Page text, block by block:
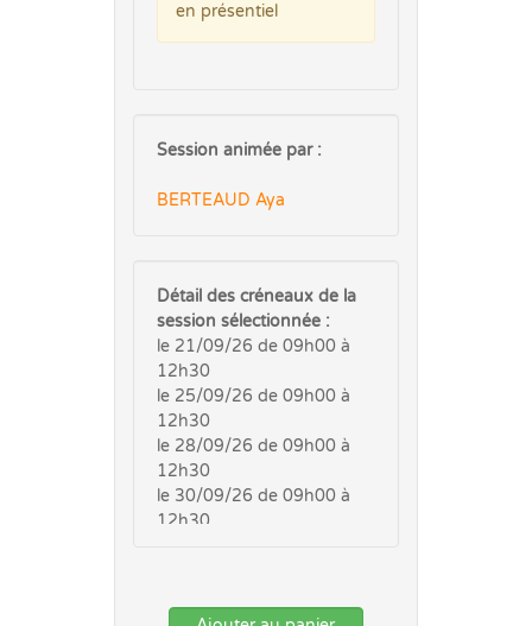
en présentiel
Session animée par :
BERTEAUD Aya
Détail des créneaux de la
session sélectionnée :
le 21/09/26 de 09h00 à
12h30
le 25/09/26 de 09h00 à
12h30
le 28/09/26 de 09h00 à
12h30
le 30/09/26 de 09h00 à
12h30